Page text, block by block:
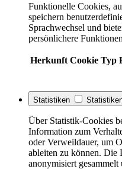
Funktionelle Cookies,
speichern
Sprachwechsel und
persönlichere
Herkunft Cookie Typ
Statistiken
Über Statistik-Cookies
Information zum
oder Verweildauer, um
ableiten zu können. Die
anonymisiert gesammelt